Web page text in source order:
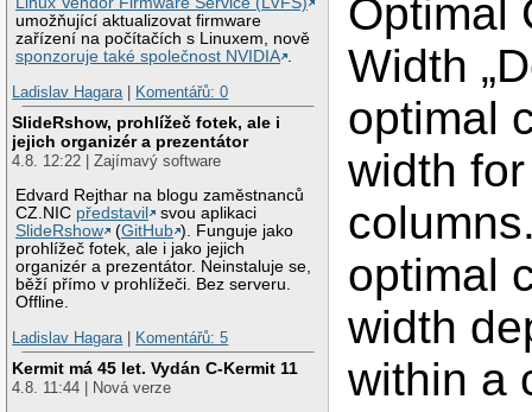
umožňující aktualizovat firmware
zařízení na počítačích s Linuxem, nově
sponzoruje také společnost NVIDIA .
Ladislav Hagara | Komentářů: 0
SlideRshow, prohlížeč fotek, ale i
jejich organizér a prezentátor
4.8. 12:22 | Zajímavý software
Edvard Rejthar na blogu zaměstnanců
CZ.NIC představil
svou aplikaci
SlideRshow
(GitHub ). Funguje jako
prohlížeč fotek, ale i jako jejich
organizér a prezentátor. Neinstaluje se,
běží přímo v prohlížeči. Bez serveru.
Offline.
Ladislav Hagara | Komentářů: 5
Kermit má 45 let. Vydán C-Kermit 11
4.8. 11:44 | Nová verze
Optimal
Width
optimal
width
optimal
width
within a